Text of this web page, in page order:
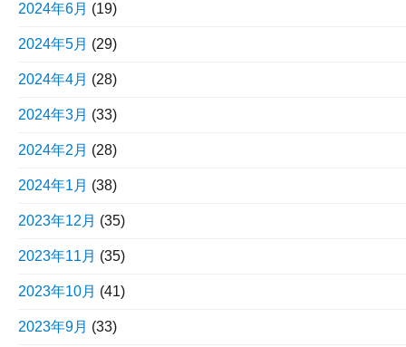
2024年6月 (19)
2024年5月 (29)
2024年4月 (28)
2024年3月 (33)
2024年2月 (28)
2024年1月 (38)
2023年12月 (35)
2023年11月 (35)
2023年10月 (41)
2023年9月 (33)